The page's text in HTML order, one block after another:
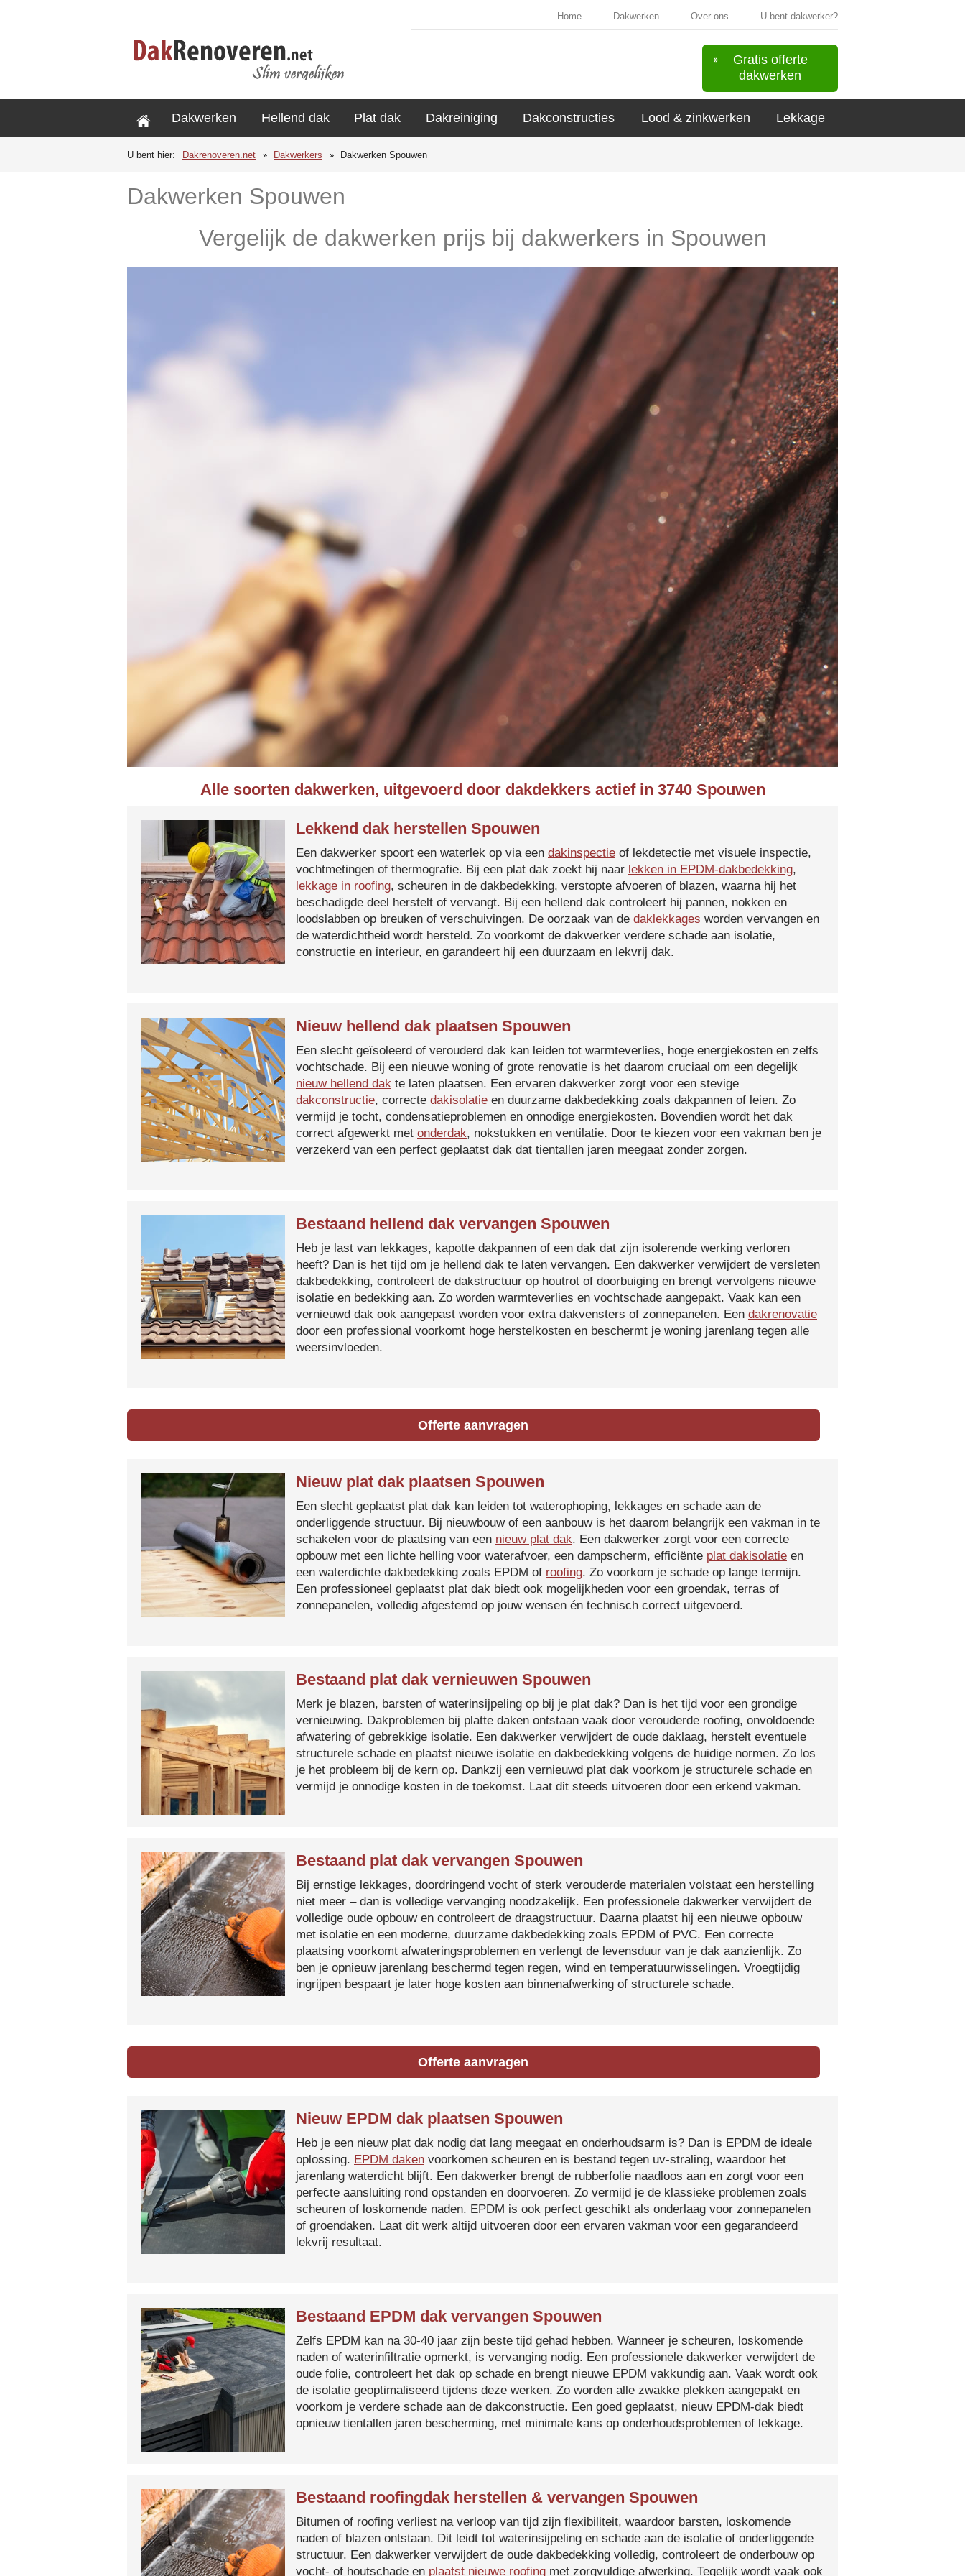
Home Dakwerken Over ons U bent dakwerker?
Gratis offerte
dakwerken
Dakwerken Hellend dak Plat dak Dakreiniging Dakconstructies Lood & zinkwerken Lekkage
U bent hier: Dakrenoveren.net Dakwerkers Dakwerken Spouwen
Dakwerken Spouwen
Vergelijk de dakwerken prijs bij dakwerkers in Spouwen
Alle soorten dakwerken, uitgevoerd door dakdekkers actief in 3740 Spouwen
Lekkend dak herstellen Spouwen
Een dakwerker spoort een waterlek op via een dakinspectie of lekdetectie met visuele inspectie,
vochtmetingen of thermografie. Bij een plat dak zoekt hij naar lekken in EPDM-dakbedekking,
lekkage in roofing, scheuren in de dakbedekking, verstopte afvoeren of blazen, waarna hij het
beschadigde deel herstelt of vervangt. Bij een hellend dak controleert hij pannen, nokken en
loodslabben op breuken of verschuivingen. De oorzaak van de daklekkages worden vervangen en
de waterdichtheid wordt hersteld. Zo voorkomt de dakwerker verdere schade aan isolatie,
constructie en interieur, en garandeert hij een duurzaam en lekvrij dak.
Nieuw hellend dak plaatsen Spouwen
Een slecht geïsoleerd of verouderd dak kan leiden tot warmteverlies, hoge energiekosten en zelfs
vochtschade. Bij een nieuwe woning of grote renovatie is het daarom cruciaal om een degelijk
nieuw hellend dak te laten plaatsen. Een ervaren dakwerker zorgt voor een stevige
dakconstructie, correcte dakisolatie en duurzame dakbedekking zoals dakpannen of leien. Zo
vermijd je tocht, condensatieproblemen en onnodige energiekosten. Bovendien wordt het dak
correct afgewerkt met onderdak, nokstukken en ventilatie. Door te kiezen voor een vakman ben je
verzekerd van een perfect geplaatst dak dat tientallen jaren meegaat zonder zorgen.
Bestaand hellend dak vervangen Spouwen
Heb je last van lekkages, kapotte dakpannen of een dak dat zijn isolerende werking verloren
heeft? Dan is het tijd om je hellend dak te laten vervangen. Een dakwerker verwijdert de versleten
dakbedekking, controleert de dakstructuur op houtrot of doorbuiging en brengt vervolgens nieuwe
isolatie en bedekking aan. Zo worden warmteverlies en vochtschade aangepakt. Vaak kan een
vernieuwd dak ook aangepast worden voor extra dakvensters of zonnepanelen. Een dakrenovatie
door een professional voorkomt hoge herstelkosten en beschermt je woning jarenlang tegen alle
weersinvloeden.
Offerte aanvragen
Nieuw plat dak plaatsen Spouwen
Een slecht geplaatst plat dak kan leiden tot waterophoping, lekkages en schade aan de
onderliggende structuur. Bij nieuwbouw of een aanbouw is het daarom belangrijk een vakman in te
schakelen voor de plaatsing van een nieuw plat dak. Een dakwerker zorgt voor een correcte
opbouw met een lichte helling voor waterafvoer, een dampscherm, efficiënte plat dakisolatie en
een waterdichte dakbedekking zoals EPDM of roofing. Zo voorkom je schade op lange termijn.
Een professioneel geplaatst plat dak biedt ook mogelijkheden voor een groendak, terras of
zonnepanelen, volledig afgestemd op jouw wensen én technisch correct uitgevoerd.
Bestaand plat dak vernieuwen Spouwen
Merk je blazen, barsten of waterinsijpeling op bij je plat dak? Dan is het tijd voor een grondige
vernieuwing. Dakproblemen bij platte daken ontstaan vaak door verouderde roofing, onvoldoende
afwatering of gebrekkige isolatie. Een dakwerker verwijdert de oude daklaag, herstelt eventuele
structurele schade en plaatst nieuwe isolatie en dakbedekking volgens de huidige normen. Zo los
je het probleem bij de kern op. Dankzij een vernieuwd plat dak voorkom je structurele schade en
vermijd je onnodige kosten in de toekomst. Laat dit steeds uitvoeren door een erkend vakman.
Bestaand plat dak vervangen Spouwen
Bij ernstige lekkages, doordringend vocht of sterk verouderde materialen volstaat een herstelling
niet meer – dan is volledige vervanging noodzakelijk. Een professionele dakwerker verwijdert de
volledige oude opbouw en controleert de draagstructuur. Daarna plaatst hij een nieuwe opbouw
met isolatie en een moderne, duurzame dakbedekking zoals EPDM of PVC. Een correcte
plaatsing voorkomt afwateringsproblemen en verlengt de levensduur van je dak aanzienlijk. Zo
ben je opnieuw jarenlang beschermd tegen regen, wind en temperatuurwisselingen. Vroegtijdig
ingrijpen bespaart je later hoge kosten aan binnenafwerking of structurele schade.
Offerte aanvragen
Nieuw EPDM dak plaatsen Spouwen
Heb je een nieuw plat dak nodig dat lang meegaat en onderhoudsarm is? Dan is EPDM de ideale
oplossing. EPDM daken voorkomen scheuren en is bestand tegen uv-straling, waardoor het
jarenlang waterdicht blijft. Een dakwerker brengt de rubberfolie naadloos aan en zorgt voor een
perfecte aansluiting rond opstanden en doorvoeren. Zo vermijd je de klassieke problemen zoals
scheuren of loskomende naden. EPDM is ook perfect geschikt als onderlaag voor zonnepanelen
of groendaken. Laat dit werk altijd uitvoeren door een ervaren vakman voor een gegarandeerd
lekvrij resultaat.
Bestaand EPDM dak vervangen Spouwen
Zelfs EPDM kan na 30-40 jaar zijn beste tijd gehad hebben. Wanneer je scheuren, loskomende
naden of waterinfiltratie opmerkt, is vervanging nodig. Een professionele dakwerker verwijdert de
oude folie, controleert het dak op schade en brengt nieuwe EPDM vakkundig aan. Vaak wordt ook
de isolatie geoptimaliseerd tijdens deze werken. Zo worden alle zwakke plekken aangepakt en
voorkom je verdere schade aan de dakconstructie. Een goed geplaatst, nieuw EPDM-dak biedt
opnieuw tientallen jaren bescherming, met minimale kans op onderhoudsproblemen of lekkage.
Bestaand roofingdak herstellen & vervangen Spouwen
Bitumen of roofing verliest na verloop van tijd zijn flexibiliteit, waardoor barsten, loskomende
naden of blazen ontstaan. Dit leidt tot waterinsijpeling en schade aan de isolatie of onderliggende
structuur. Een dakwerker verwijdert de oude dakbedekking volledig, controleert de onderbouw op
vocht- of houtschade en plaatst nieuwe roofing met zorgvuldige afwerking. Tegelijk wordt vaak ook